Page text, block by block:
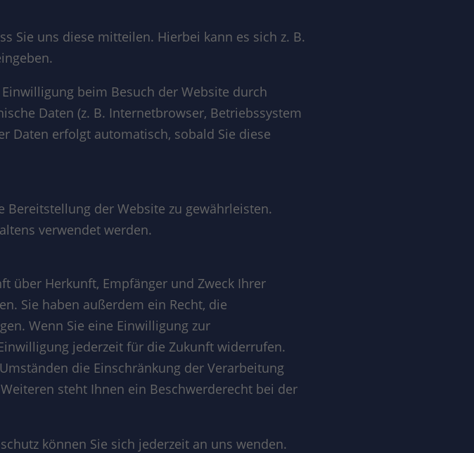
Sie uns diese mitteilen. Hierbei kann es sich z. B.
beim Besuch der Website durch
Daten (z. B. Internetbrowser, Betriebssystem
Daten erfolgt automatisch, sobald Sie diese
der Website zu gewährleisten.
verwendet werden.
über Herkunft, Empfänger und Zweck Ihrer
Sie haben außerdem ein Recht, die
Wenn Sie eine Einwilligung zur
jederzeit für die Zukunft widerrufen.
die Einschränkung der Verarbeitung
steht Ihnen ein Beschwerderecht bei der
können Sie sich jederzeit an uns wenden.